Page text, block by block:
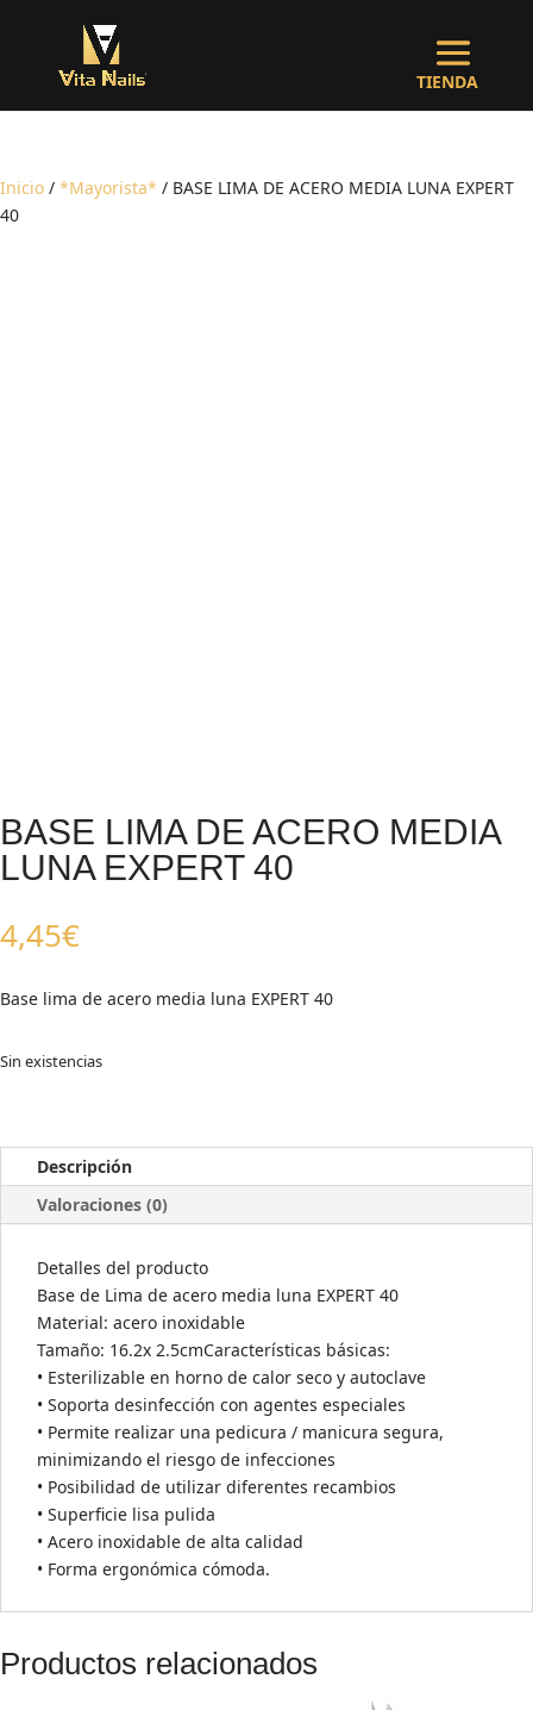
Inicio / *Mayorista* / BASE LIMA DE ACERO MEDIA LUNA EXPERT
40
BASE LIMA DE ACERO MEDIA
LUNA EXPERT 40
4,45€
Base lima de acero media luna EXPERT 40
Sin existencias
Descripción
Valoraciones (0)
Detalles del producto
Base de Lima de acero media luna EXPERT 40
Material: acero inoxidable
Tamaño: 16.2x 2.5cmCaracterísticas básicas:
• Esterilizable en horno de calor seco y autoclave
• Soporta desinfección con agentes especiales
• Permite realizar una pedicura / manicura segura,
minimizando el riesgo de infecciones
• Posibilidad de utilizar diferentes recambios
• Superficie lisa pulida
• Acero inoxidable de alta calidad
• Forma ergonómica cómoda.
Productos relacionados